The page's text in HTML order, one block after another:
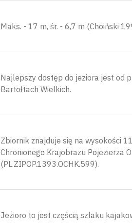
Maks. - 17 m, śr. - 6,7 m (Choiński
Najlepszy dostęp do jeziora jest od
Bartołtach Wielkich.
Zbiornik znajduje się na wysokości
Chronionego Krajobrazu Pojezierza
(PL.ZIPOP.1393.OCHK.599).
Jezioro to jest częścią szlaku